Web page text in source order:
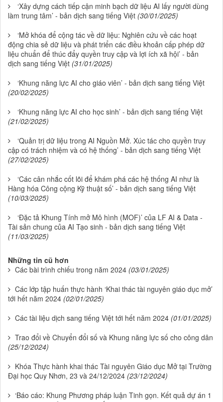
‘Xây dựng cách tiếp cận minh bạch dữ liệu AI lấy người dùng
làm trung tâm’ - bản dịch sang tiếng Việt (30/01/2025)
‘Mở khóa để cộng tác về dữ liệu: Nghiên cứu về các hoạt
động chia sẻ dữ liệu và phát triển các điều khoản cấp phép dữ
liệu chuẩn để thúc đẩy quyền truy cập và lợi ích xã hội’ - bản
dịch sang tiếng Việt (31/01/2025)
‘Khung năng lực AI cho giáo viên’ - bản dịch sang tiếng Việt
(20/02/2025)
‘Khung năng lực AI cho học sinh’ - bản dịch sang tiếng Việt
(21/02/2025)
‘Quản trị dữ liệu trong AI Nguồn Mở. Xúc tác cho quyền truy
cập có trách nhiệm và có hệ thống’ - bản dịch sang tiếng Việt
(27/02/2025)
‘Các cân nhắc cốt lõi để khám phá các hệ thống AI như là
Hàng hóa Công cộng Kỹ thuật số’ - bản dịch sang tiếng Việt
(10/03/2025)
‘Đặc tả Khung Tính mở Mô hình (MOF)’ của LF AI & Data -
Tài sản chung của AI Tạo sinh - bản dịch sang tiếng Việt
(11/03/2025)
Những tin cũ hơn
Các bài trình chiếu trong năm 2024 (03/01/2025)
Các lớp tập huấn thực hành ‘Khai thác tài nguyên giáo dục mở’
tới hết năm 2024 (02/01/2025)
Các tài liệu dịch sang tiếng Việt tới hết năm 2024 (01/01/2025)
Trao đổi về Chuyển đổi số và Khung năng lực số cho công dân
(25/12/2024)
Khóa Thực hành khai thác Tài nguyên Giáo dục Mở tại Trường
Đại học Quy Nhơn, 23 và 24/12/2024 (23/12/2024)
‘Báo cáo: Khung Phương pháp luận Tinh gọn. Kết quả dự án 1